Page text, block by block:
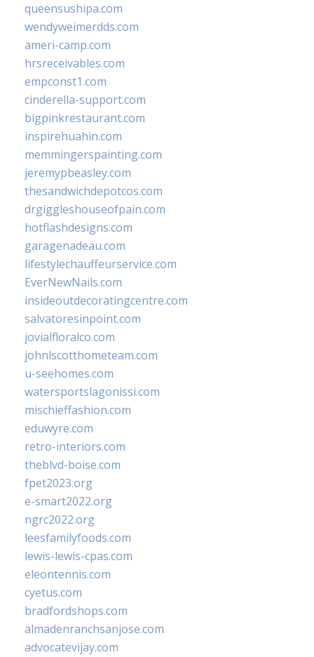
queensushipa.com
wendyweimerdds.com
ameri-camp.com
hrsreceivables.com
empconst1.com
cinderella-support.com
bigpinkrestaurant.com
inspirehuahin.com
memmingerspainting.com
jeremypbeasley.com
thesandwichdepotcos.com
drgiggleshouseofpain.com
hotflashdesigns.com
garagenadeau.com
lifestylechauffeurservice.com
EverNewNails.com
insideoutdecoratingcentre.com
salvatoresinpoint.com
jovialfloralco.com
johnlscotthometeam.com
u-seehomes.com
watersportslagonissi.com
mischieffashion.com
eduwyre.com
retro-interiors.com
theblvd-boise.com
fpet2023.org
e-smart2022.org
ngrc2022.org
leesfamilyfoods.com
lewis-lewis-cpas.com
eleontennis.com
cyetus.com
bradfordshops.com
almadenranchsanjose.com
advocatevijay.com